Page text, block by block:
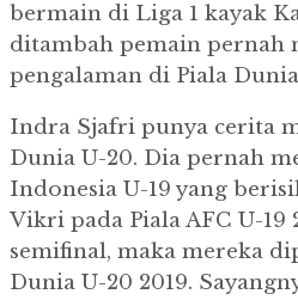
bermain di Liga 1 kayak
ditambah pemain pernah
pengalaman di Piala Dunia
Indra Sjafri punya cerita
Dunia U-20. Dia pernah
Indonesia U-19 yang
Vikri pada Piala AFC U-19
semifinal, maka mereka
Dunia U-20 2019.